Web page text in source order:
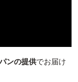
ンの提供でお届け